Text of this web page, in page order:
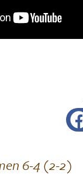
6-4 (2-2)